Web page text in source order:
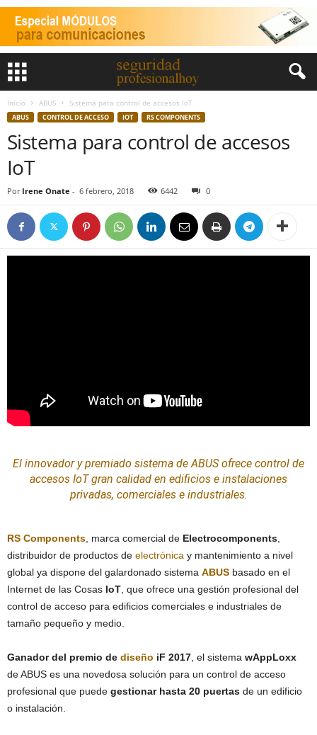
Inicio ABUS Sistema para control de accesos IoT
ABUS CONTROL DE ACCESO IOT RS COMPONENTS
Sistema para control de accesos
IoT
Por Irene Onate - 6 febrero, 2018 6442 0
El innovador y premiado sistema de ABUSofrece control de
accesos IoTgran calidad en edificios e instalaciones
privadas, comerciales e industriales.
RS Components , marca comercial de Electrocomponents
distribuidor de productos de electrónica y mantenimiento a nivel
global ya dispone del galardonado sistema ABUS basado en el
Internet de las Cosas IoT , que ofrece una gestión profesional del
control de acceso para edificios comerciales e industriales de
tamaño pequeño y medio.
Ganador del premio de diseño iF 2017 , el sistema wAppLoxx
de ABUS es una novedosa solución para un control de acceso
profesional que puede gestionar hasta 20 puertas de un edificio
o instalación.